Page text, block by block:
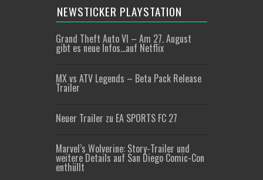
NEWSTICKER PLAYSTATION
Grand Theft Auto VI – Am 27. August
gibt es neue Infos…auf Netflix
MX vs ATV Legends – Beta Pack Release
Trailer
Neuer Trailer zu EA SPORTS FC 27
Marvel’s Wolverine: Story-Trailer und
weitere Details auf San Diego Comic-Con
enthüllt